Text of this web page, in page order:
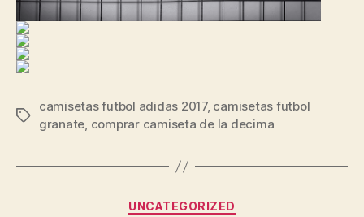
Etiquetas
camisetas futbol adidas 2017, camisetas futbol
granate, comprar camiseta de la decima
Categorías
UNCATEGORIZED